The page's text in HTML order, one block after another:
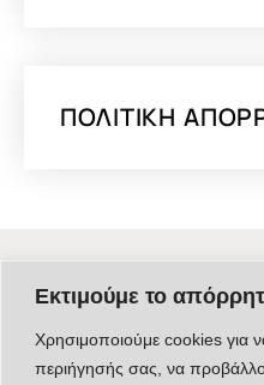
Εκτιμούμε το
Χρησιμοποιούμε cookies για
περιήγησής σας, να
ΠΟΛΙΤΙΚΉ
MUNICIPALITY OF
Town Hall - 6th
40200 Elassona